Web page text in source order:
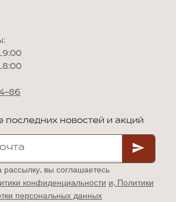
86
последних новостей и акций
вы соглашаетесь
конфиденциальности и, Политики
персональных данных